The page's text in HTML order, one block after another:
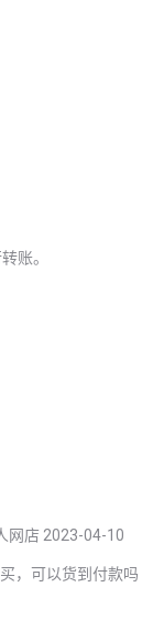
账。
网店 2023-04-10
，可以货到付款吗